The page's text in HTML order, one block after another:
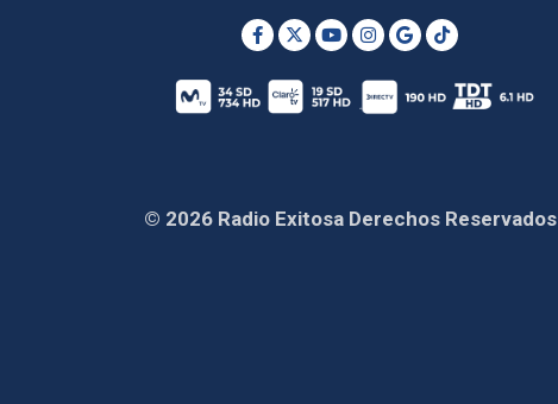
© 2026 Radio Exitosa Derechos Reservados